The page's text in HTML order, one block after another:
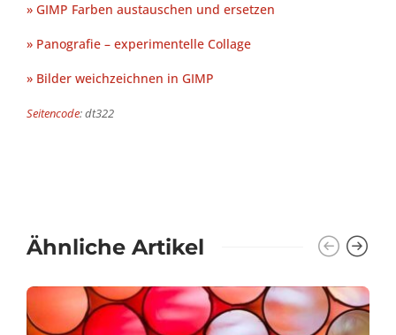
» GIMP Farben austauschen und ersetzen
» Panografie – experimentelle Collage
» Bilder weichzeichnen in GIMP
Seitencode: dt322
Ähnliche Artikel